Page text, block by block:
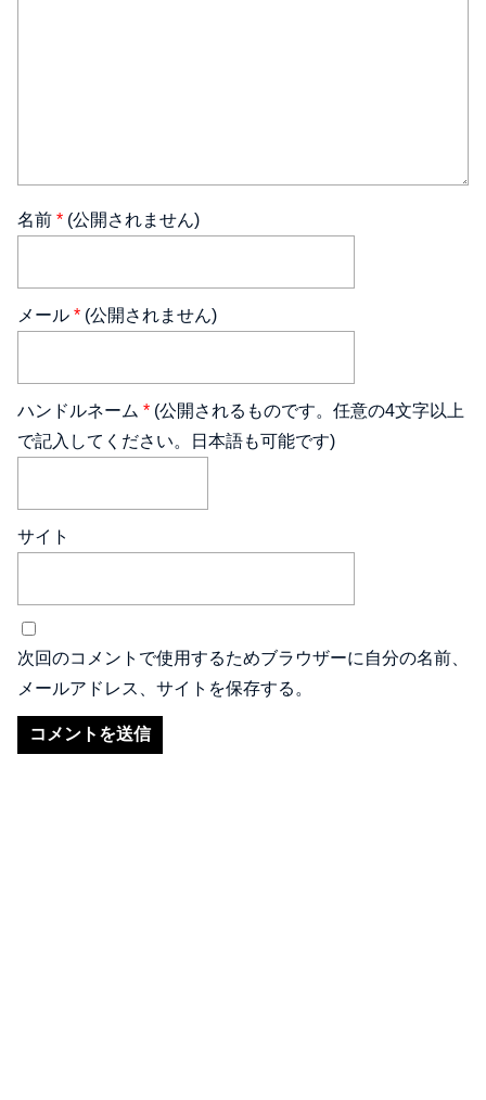
名前 * (公開されません)
メール * (公開されません)
ハンドルネーム * (公開されるものです。任意の4文字以上
で記入してください。日本語も可能です)
サイト
次回のコメントで使用するためブラウザーに自分の名前、
メールアドレス、サイトを保存する。